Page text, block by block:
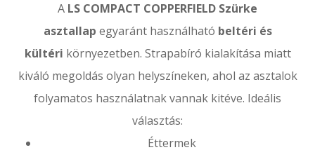
A LS COMPACT COPPERFIELD Szürke
asztallap egyaránt használható beltéri és
kültéri környezetben. Strapabíró kialakítása miatt
kiváló megoldás olyan helyszíneken, ahol az asztalok
folyamatos használatnak vannak kitéve. Ideális
választás:
Éttermek